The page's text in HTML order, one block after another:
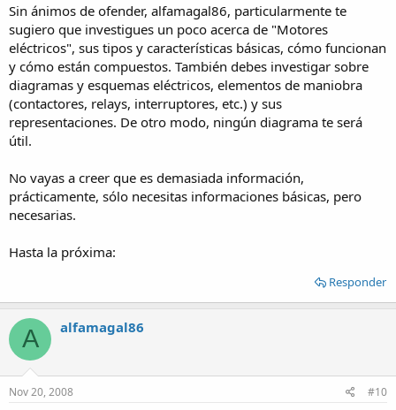
Sin ánimos de ofender, alfamagal86, particularmente te
sugiero que investigues un poco acerca de "Motores
eléctricos", sus tipos y características básicas, cómo funcionan
y cómo están compuestos. También debes investigar sobre
diagramas y esquemas eléctricos, elementos de maniobra
(contactores, relays, interruptores, etc.) y sus
representaciones. De otro modo, ningún diagrama te será
útil.
No vayas a creer que es demasiada información,
prácticamente, sólo necesitas informaciones básicas, pero
necesarias.
Hasta la próxima:
Responder
A alfamagal86
Nov 20, 2008 #10